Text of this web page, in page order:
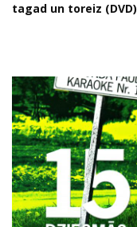
tagad un toreiz (DVD)